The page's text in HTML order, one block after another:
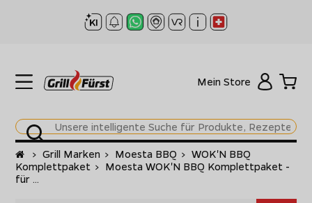
Mein Store
Startseite
> Grill Marken > Moesta BBQ > WOK'N BBQ
Komplettpaket > Moesta WOK'N BBQ Komplettpaket -
für ...